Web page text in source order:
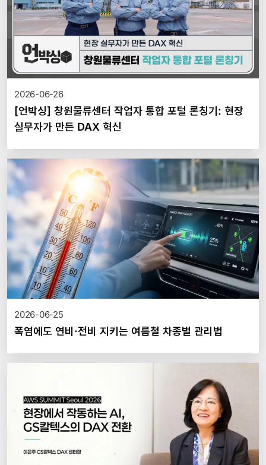
2026-06-26
[언박싱] 창원물류센터 작업자 통합 포털 론칭기: 현장
실무자가 만든 DAX 혁신
2026-06-25
폭염에도 연비·전비 지키는 여름철 차종별 관리법